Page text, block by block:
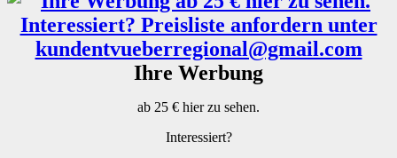
Ihre Werbung
ab 25 € hier zu sehen.
Interessiert?